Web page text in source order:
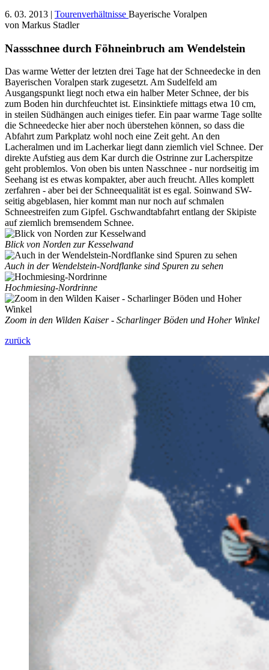
6. 03. 2013 | Tourenverhältnisse Bayerische Voralpen
von Markus Stadler
Nassschnee durch Föhneinbruch am Wendelstein
Das warme Wetter der letzten drei Tage hat der Schneedecke in den
Bayerischen Voralpen stark zugesetzt. Am Sudelfeld am
Ausgangspunkt liegt noch etwa ein halber Meter Schnee, der bis
zum Boden hin durchfeuchtet ist. Einsinktiefe mittags etwa 10 cm,
in steilen Südhängen auch einiges tiefer. Ein paar warme Tage sollte
die Schneedecke hier aber noch überstehen können, so dass die
Abfahrt zum Parkplatz wohl noch eine Zeit geht. An den
Lacheralmen und im Lacherkar liegt dann ziemlich viel Schnee. Der
direkte Aufstieg aus dem Kar durch die Ostrinne zur Lacherspitze
geht problemlos. Von oben bis unten Nasschnee - nur nordseitig im
Seehang ist es etwas kompakter, aber auch freucht. Alles komplett
zerfahren - aber bei der Schneequalität ist es egal. Soinwand SW-
seitig abgeblasen, hier kommt man nur noch auf schmalen
Schneestreifen zum Gipfel. Gschwandtabfahrt entlang der Skipiste
auf ziemlich bremsendem Schnee.
Blick von Norden zur Kesselwand
Auch in der Wendelstein-Nordflanke sind Spuren zu sehen
Hochmiesing-Nordrinne
Zoom in den Wilden Kaiser - Scharlinger Böden und Hoher Winkel
zurück